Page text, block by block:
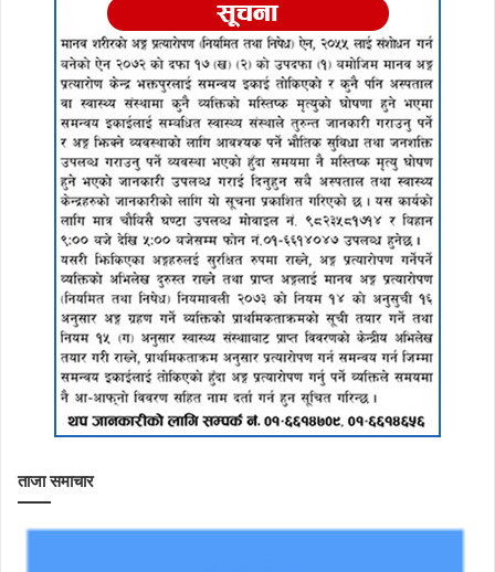
ताजा समाचार